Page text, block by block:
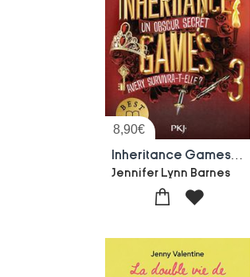
8,90€
Jennifer Lynn Barnes